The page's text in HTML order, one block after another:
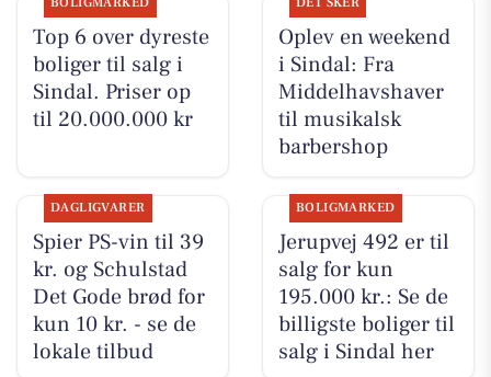
Top 6 over dyreste
boliger til salg i
Sindal. Priser op
til 20.000.000 kr
Oplev en weekend
i Sindal: Fra
Middelhavshaver
til musikalsk
barbershop
DAGLIGVARER
Spier PS-vin til 39
kr. og Schulstad
Det Gode brød for
kun 10 kr. - se de
lokale tilbud
BOLIGMARKED
Jerupvej 492 er til
salg for kun
195.000 kr.: Se de
billigste boliger til
salg i Sindal her